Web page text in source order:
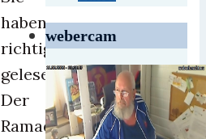
haben
richtig
gelesen:
Der
Ramadan
webercam